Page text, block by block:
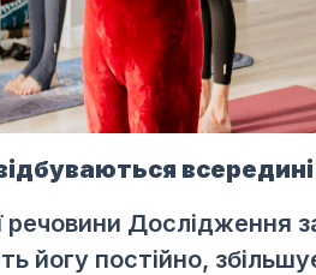
речовини Дослідження
йогу постійно,